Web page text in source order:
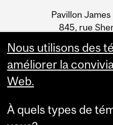
Information
Pavillon
845, rue
Nous utilisons des
améliorer la
Web.
À quels types de